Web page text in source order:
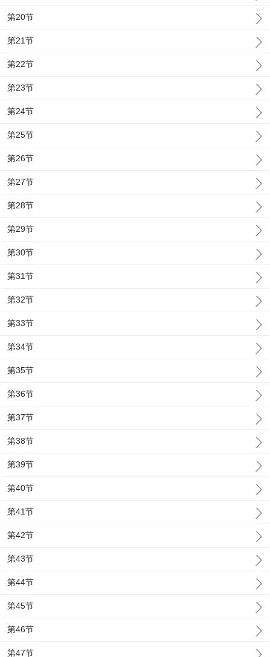
第20节
第21节
第22节
第23节
第24节
第25节
第26节
第27节
第28节
第29节
第30节
第31节
第32节
第33节
第34节
第35节
第36节
第37节
第38节
第39节
第40节
第41节
第42节
第43节
第44节
第45节
第46节
第47节